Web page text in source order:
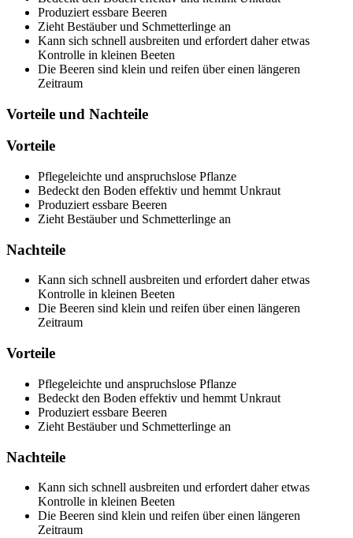
Produziert essbare Beeren
Zieht Bestäuber und Schmetterlinge an
Kann sich schnell ausbreiten und erfordert daher etwas
Kontrolle in kleinen Beeten
Die Beeren sind klein und reifen über einen längeren
Zeitraum
Vorteile und Nachteile
Vorteile
Pflegeleichte und anspruchslose Pflanze
Bedeckt den Boden effektiv und hemmt Unkraut
Produziert essbare Beeren
Zieht Bestäuber und Schmetterlinge an
Nachteile
Kann sich schnell ausbreiten und erfordert daher etwas
Kontrolle in kleinen Beeten
Die Beeren sind klein und reifen über einen längeren
Zeitraum
Vorteile
Pflegeleichte und anspruchslose Pflanze
Bedeckt den Boden effektiv und hemmt Unkraut
Produziert essbare Beeren
Zieht Bestäuber und Schmetterlinge an
Nachteile
Kann sich schnell ausbreiten und erfordert daher etwas
Kontrolle in kleinen Beeten
Die Beeren sind klein und reifen über einen längeren
Zeitraum